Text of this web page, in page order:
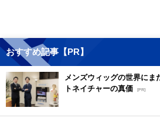
おすすめ記事【PR】
メンズウィッグの世界に
トネイチャーの真価 [PR]